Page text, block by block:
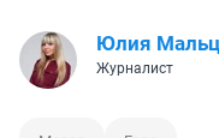
Юлия
Журналист